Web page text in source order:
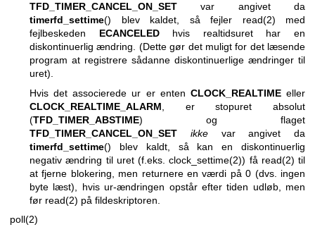
TFD_TIMER_CANCEL_ON_SET var angivet da
timerfd_settime() blev kaldet, så fejler read(2) med
fejlbeskeden ECANCELEDhvis realtidsuret har en
diskontinuerlig ændring. (Dette gør det muligt for det læsende
program at registrere sådanne diskontinuerlige ændringer til
uret).
Hvis det associerede ur er enten CLOCK_REALTIMEeller
CLOCK_REALTIME_ALARM , er stopuret absolut
(TFD_TIMER_ABSTIME) og flaget
TFD_TIMER_CANCEL_ON_SET
ikkevar angivet da
timerfd_settime() blev kaldt, så kan en diskontinuerlig
negativ ændring til uret (f.eks.clock_settime(2)) få read(2) til
at fjerne blokering, men returnere en værdi på 0 (dvs. ingen
byte læst), hvis ur-ændringen opstår efter tiden udløb, men
før read(2) på fildeskriptoren.
poll(2)